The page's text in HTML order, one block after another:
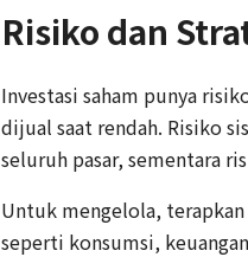
Risiko dan
Investasi saham punya
dijual saat rendah. Risiko
seluruh pasar, sementara
Untuk mengelola,
seperti konsumsi,